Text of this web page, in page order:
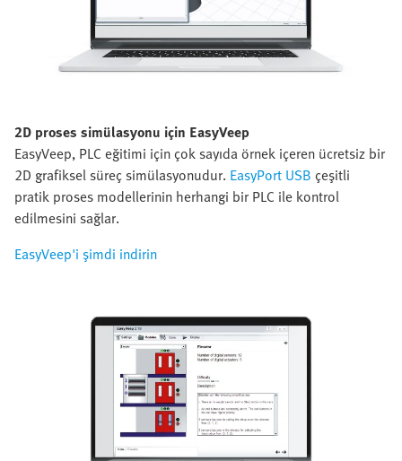
2D proses simülasyonu için EasyVeep
EasyVeep, PLC eğitimi için çok sayıda örnek içeren ücretsiz bir
2D grafiksel süreç simülasyonudur. EasyPort USB çeşitli
pratik proses modellerinin herhangi bir PLC ile kontrol
edilmesini sağlar.
EasyVeep'i şimdi indirin